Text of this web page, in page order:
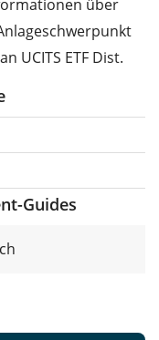
über
UCITS ETF Dist.
Guides